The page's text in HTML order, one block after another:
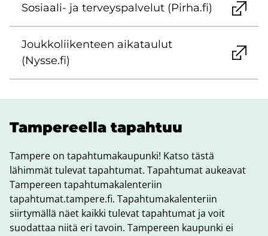
Sosiaali-​ ja ter­veys­pal­ve­lut (Pirha.fi)
Jouk­ko­lii­ken­teen ai­ka­tau­lut
(Nysse.fi)
Tam­pe­reel­la ta­pah­tuu
Tampere on tapahtumakaupunki! Katso tästä
lähimmät tulevat tapahtumat. Tapahtumat aukeavat
Tampereen tapahtumakalenteriin
tapahtumat.tampere.fi. Tapahtumakalenteriin
siirtymällä näet kaikki tulevat tapahtumat ja voit
suodattaa niitä eri tavoin. Tampereen kaupunki ei